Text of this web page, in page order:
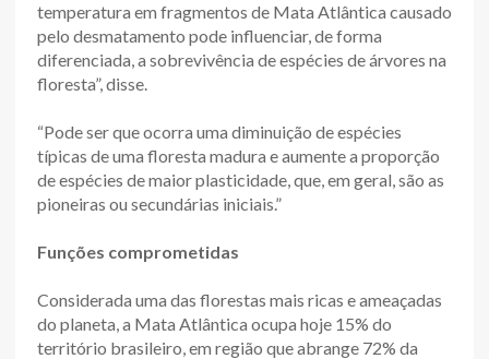
temperatura em fragmentos de Mata Atlântica causado
pelo desmatamento pode influenciar, de forma
diferenciada, a sobrevivência de espécies de árvores na
floresta”, disse.
“Pode ser que ocorra uma diminuição de espécies
típicas de uma floresta madura e aumente a proporção
de espécies de maior plasticidade, que, em geral, são as
pioneiras ou secundárias iniciais.”
Funções comprometidas
Considerada uma das florestas mais ricas e ameaçadas
do planeta, a Mata Atlântica ocupa hoje 15% do
território brasileiro, em região que abrange 72% da